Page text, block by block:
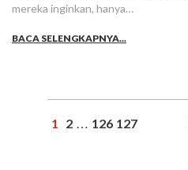
mereka inginkan, hanya…
BACA SELENGKAPNYA...
1 2 … 126 127